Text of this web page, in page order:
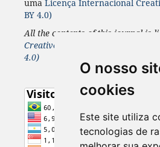
O nosso
cookies
Este site utiliza
tecnologias de
uma Licença Internacional
BY 4.0)
All the contents of this journal is
Creative Commons 4.0
4.0)